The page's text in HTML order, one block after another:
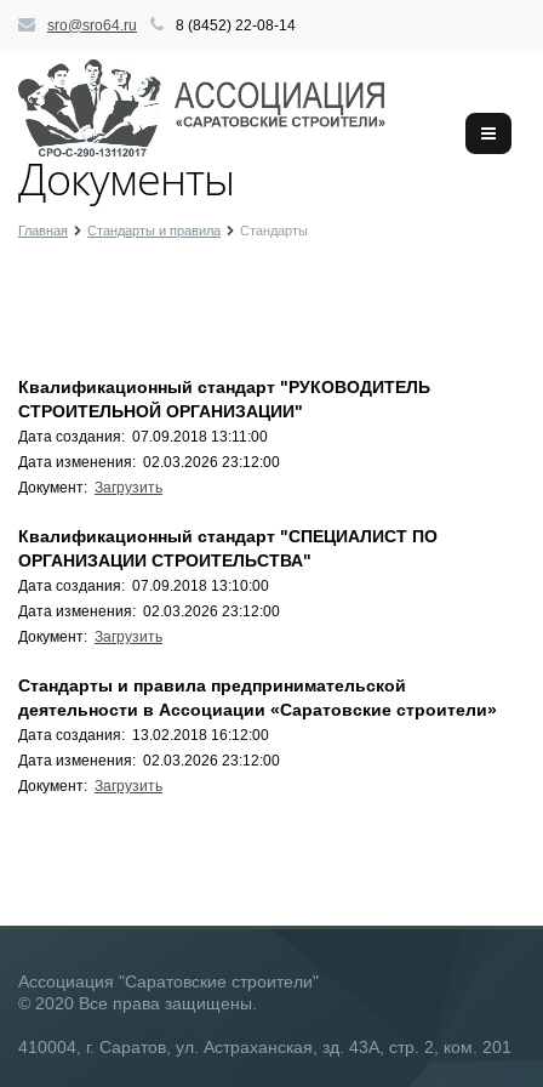
sro@sro64.ru 8 (8452) 22-08-14
Документы
Главная Стандарты и правила Стандарты
Квалификационный стандарт "РУКОВОДИТЕЛЬ
СТРОИТЕЛЬНОЙ ОРГАНИЗАЦИИ"
Дата создания: 07.09.2018 13:11:00
Дата изменения: 02.03.2026 23:12:00
Документ: Загрузить
Квалификационный стандарт "СПЕЦИАЛИСТ ПО
ОРГАНИЗАЦИИ СТРОИТЕЛЬСТВА"
Дата создания: 07.09.2018 13:10:00
Дата изменения: 02.03.2026 23:12:00
Документ: Загрузить
Стандарты и правила предпринимательской
деятельности в Ассоциации «Саратовские строители»
Дата создания: 13.02.2018 16:12:00
Дата изменения: 02.03.2026 23:12:00
Документ: Загрузить
Ассоциация "Саратовские строители"
© 2020 Все права защищены.
410004, г. Саратов, ул. Астраханская, зд. 43А, стр. 2, ком. 201